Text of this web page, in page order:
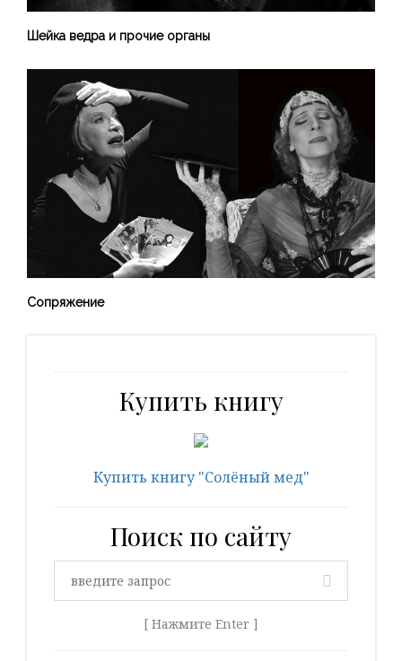
Шейка ведра и прочие органы
Сопряжение
Купить книгу
Купить книгу "Солёный мед"
Поиск по сайту
[ Нажмите Enter ]